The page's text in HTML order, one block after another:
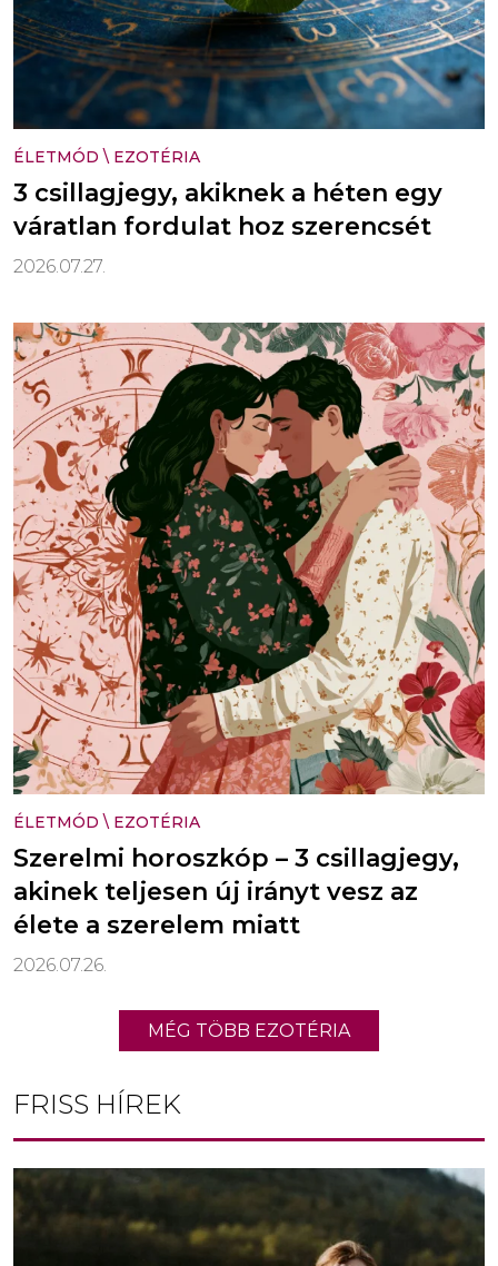
ÉLETMÓD \ EZOTÉRIA
3 csillagjegy, akiknek a héten egy
váratlan fordulat hoz szerencsét
2026.07.27.
ÉLETMÓD \ EZOTÉRIA
Szerelmi horoszkóp – 3 csillagjegy,
akinek teljesen új irányt vesz az
élete a szerelem miatt
2026.07.26.
MÉG TÖBB EZOTÉRIA
FRISS HÍREK